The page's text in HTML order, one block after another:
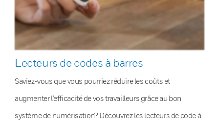
Lecteurs de codes à barres
Saviez-vous que vous pourriez réduire les coûts et
augmenter l’efficacité de vos travailleurs grâce au bon
système de numérisation? Découvrez les lecteurs de code à